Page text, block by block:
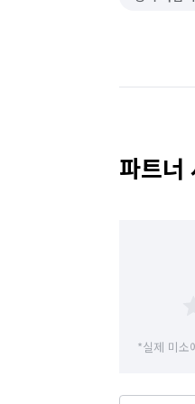
파트너
*실제 미소